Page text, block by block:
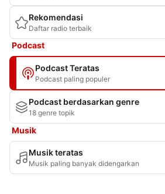
Rekomendasi
Daftar radio terbaik
Podcast
Podcast Teratas
Podcast paling populer
Podcast berdasarkan genre
18 genre topik
Musik
Musik teratas
Musik paling banyak didengarkan